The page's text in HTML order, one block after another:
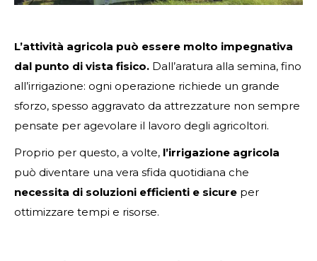
L’attività agricola può essere molto impegnativa
dal punto di vista fisico. Dall’aratura alla semina, fino
all’irrigazione: ogni operazione richiede un grande
sforzo, spesso aggravato da attrezzature non sempre
pensate per agevolare il lavoro degli agricoltori.
Proprio per questo, a volte, l’irrigazione agricola
può diventare una vera sfida quotidiana che
necessita di soluzioni efficienti e sicure per
ottimizzare tempi e risorse.